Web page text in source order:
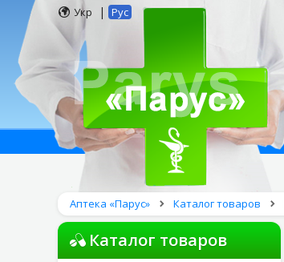
Укр | Рус
Аптека «Парус» Каталог товаров
Каталог товаров